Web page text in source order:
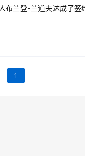
布兰登-兰道夫达成了
1